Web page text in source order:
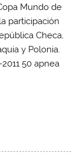
Mundo de
participación
Checa,
y Polonia.
50 apnea